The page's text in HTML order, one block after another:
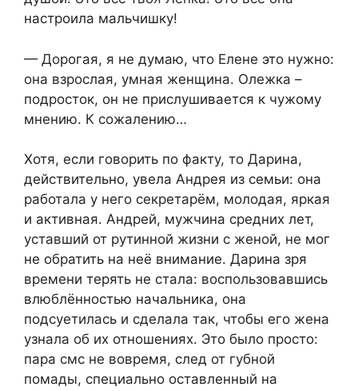
настроила мальчишку!
— Дорогая, я не думаю, что Елене это нужно:
она взрослая, умная женщина. Олежка –
подросток, он не прислушивается к чужому
мнению. К сожалению…
Хотя, если говорить по факту, то Дарина,
действительно, увела Андрея из семьи: она
работала у него секретарём, молодая, яркая
и активная. Андрей, мужчина средних лет,
уставший от рутинной жизни с женой, не мог
не обратить на неё внимание. Дарина зря
времени терять не стала: воспользовавшись
влюблённостью начальника, она
подсуетилась и сделала так, чтобы его жена
узнала об их отношениях. Это было просто:
пара смс не вовремя, след от губной
помады, специально оставленный на